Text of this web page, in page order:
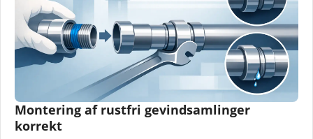
Montering af rustfri gevindsamlinger
korrekt